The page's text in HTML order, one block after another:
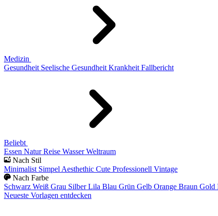
Medizin
Gesundheit Seelische Gesundheit Krankheit Fallbericht
Beliebt
Essen Natur Reise Wasser Weltraum
Nach Stil
Minimalist Simpel Aesthethic Cute Professionell Vintage
Nach Farbe
Schwarz Weiß Grau Silber Lila Blau Grün Gelb Orange Braun Gold
Neueste Vorlagen entdecken